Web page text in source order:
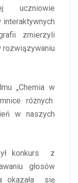
uczniowie
zmierzyli
rozwiązywaniu
„Chemia w
różnych
w naszych
konkurs z
głosów
okazała się